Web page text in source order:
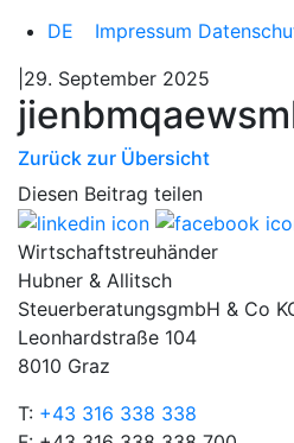
DE
Impressum
|29. September 2025
Zurück zur Übersicht
Diesen Beitrag teilen
Wirtschaftstreuhänder
Hubner & Allitsch
SteuerberatungsgmbH & Co
Leonhardstraße 104
8010 Graz
T: +43 316 338 338